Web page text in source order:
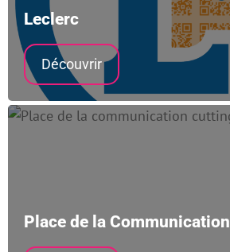
Leclerc
Découvrir
Place de la Communication